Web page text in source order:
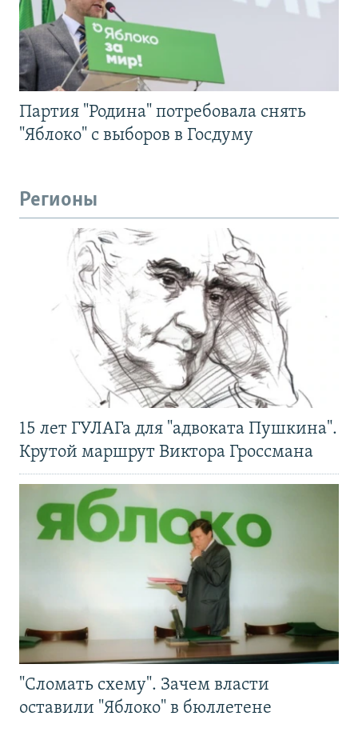
Партия "Родина" потребовала снять
"Яблоко" с выборов в Госдуму
Регионы
15 лет ГУЛАГа для "адвоката Пушкина".
Крутой маршрут Виктора Гроссмана
"Сломать схему". Зачем власти
оставили "Яблоко" в бюллетене